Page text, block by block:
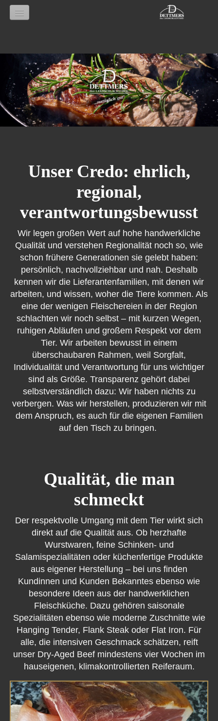
über uns
Gastronomie-Kunden
Dry Aged Beef
MärkteUnser Credo: ehrlich,
regional,
verantwortungsbewusst
Wir legen großen Wert auf hohe handwerkliche
Qualität und verstehen Regionalität noch so, wie
schon frühere Generationen sie gelebt haben:
persönlich, nachvollziehbar und nah. Deshalb
kennen wir die Lieferantenfamilien, mit denen wir
arbeiten, und wissen, woher die Tiere kommen. Als
eine der wenigen Fleischereien in der Region
schlachten wir noch selbst – mit kurzen Wegen,
ruhigen Abläufen und großem Respekt vor dem
Tier. Wir arbeiten bewusst in einem
überschaubaren Rahmen, weil Sorgfalt,
Individualität und Verantwortung für uns wichtiger
sind als Größe. Transparenz gehört dabei
selbstverständlich dazu: Wir haben nichts zu
verbergen. Was wir herstellen, produzieren wir mit
dem Anspruch, es auch für die eigenen Familien
auf den Tisch zu bringen.
Qualität, die man
schmeckt
Der respektvolle Umgang mit dem Tier wirkt sich
direkt auf die Qualität aus. Ob herzhafte
Wurstwaren, feine Schinken- und
Salamispezialitäten oder küchenfertige Produkte
aus eigener Herstellung – bei uns finden
Kundinnen und Kunden Bekanntes ebenso wie
besondere Ideen aus der handwerklichen
Fleischküche. Dazu gehören saisonale
Spezialitäten ebenso wie moderne Zuschnitte wie
Hanging Tender, Flank Steak oder Flat Iron. Für
alle, die intensiven Geschmack schätzen, reift
unser Dry-Aged Beef mindestens vier Wochen im
hauseigenen, klimakontrollierten Reiferaum.